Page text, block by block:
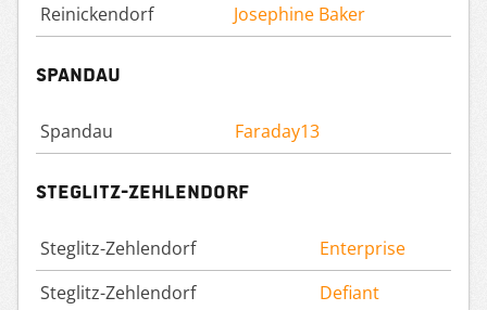
Reinickendorf
Josephine Baker
Spandau
Spandau Faraday13
Steglitz-Zehlendorf
Steglitz-Zehlendorf
Enterprise
Steglitz-Zehlendorf
Defiant